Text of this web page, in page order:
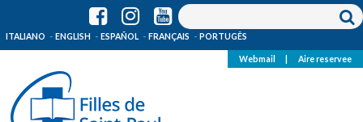
ITALIANO ENGLISH ESPAÑOL FRANÇAIS PORTUGÊS
Webmail Aire reservee